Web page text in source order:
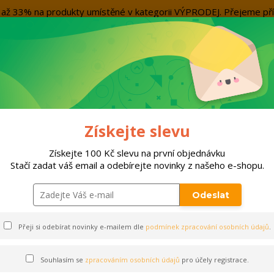
33% na produkty umístěné v kategorii VÝPRODEJ. Přejeme
Více
Hledat
Nevíte si rady? Zavolejte. +420
Trenky TRENKY JOMA ACADEMY III | TMAVĚ MODRÁ - BÍLÁ
III | TMAVĚ MODRÁ - BÍLÁ
Získejte slevu
Získejte 100 Kč slevu na první objednávku
Stačí zadat váš email a odebírejte novinky z našeho e-shopu.
Odeslat
Přeji si odebírat novinky e-mailem dle podmínek zpracování osobních údajů.
Souhlasím se zpracováním osobních údajů pro účely registrace.